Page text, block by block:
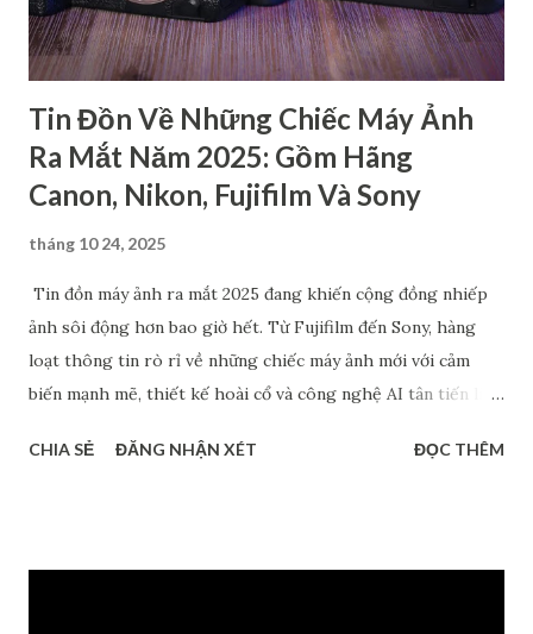
đó, máy còn cho ra chất lượng hình ảnh rất cao với cảm biến
full-frame hoặc APS-C ca...
Tin Đồn Về Những Chiếc Máy Ảnh
Ra Mắt Năm 2025: Gồm Hãng
Canon, Nikon, Fujifilm Và Sony
tháng 10 24, 2025
Tin đồn máy ảnh ra mắt 2025 đang khiến cộng đồng nhiếp
ảnh sôi động hơn bao giờ hết. Từ Fujifilm đến Sony, hàng
loạt thông tin rò rỉ về những chiếc máy ảnh mới với cảm
biến mạnh mẽ, thiết kế hoài cổ và công nghệ AI tân tiến liên
dự đoán về Fujifilm Half-frame, Sony A7 V hay dòng RX1 hồi
CHIA SẺ ĐĂNG NHẬN XÉT ĐỌC THÊM